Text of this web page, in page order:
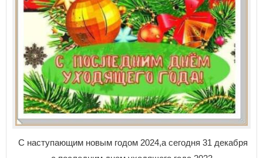
С наступающим новым годом 2024,а сегодня 31 декабря